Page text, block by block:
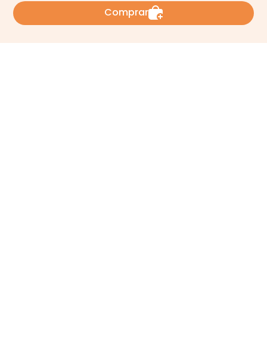
Comprar